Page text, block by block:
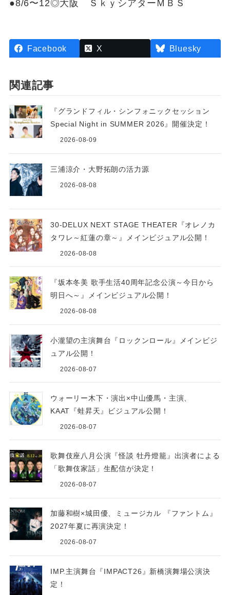
●8/6〜12◎大阪 ＳｋｙシアターＭＢＳ
Facebook X Bluesky
関連記事
『グランドフィル・シンフォニックセッション
Special Night in SUMMER 2026』開催決定！
2026-08-09
三浦涼介・大野拓朗の活力源
2026-08-08
30-DELUX NEXT STAGE THEATER『オレノカ
タワレ～紅蓮の章～』メインビジュアル公開！
2026-08-08
『坂本冬美 歌手生活40周年記念公演～今日から
明日へ～』メインビジュアル公開！
2026-08-08
小瀧望の主演舞台『ロックンロール』メインビジ
ュアル公開！
2026-08-07
ウォーリー木下・演出×中山優馬・主演、
KAAT『蛙昇天』ビジュアル公開！
2026-08-07
歌舞伎座八月公演『怪談 牡丹燈籠』出演者による
「歌舞伎家話」生配信が決定！
2026-08-07
加藤和樹×城田優、ミュージカル 『ファントム』
2027年夏に再演決定！
2026-08-07
IMP.主演舞台『IMPACT26』新橋演舞場公演決
定！